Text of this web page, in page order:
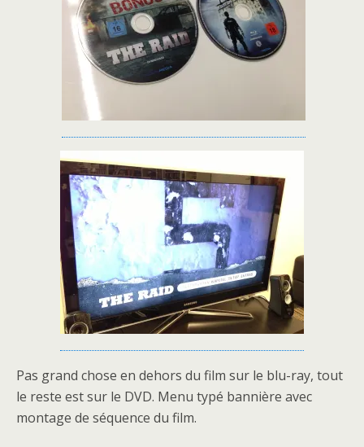
Pas grand chose en dehors du film sur le blu-ray, tout
le reste est sur le DVD. Menu typé bannière avec
montage de séquence du film.